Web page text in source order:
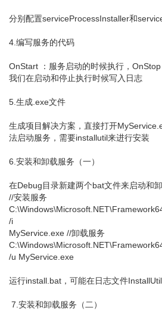
分别配置serviceProcessInstaller和
4.编写服务的代码
OnStart ：服务启动的时候执行，OnStop
我们在启动和停止执行时候写入日志
5.生成.exe文件
生成项目解决方案，直接打开
法启动服务，需要installutil来进行安装
6.安装和卸载服务（一）
在Debug目录新建两个bat文件来启动和
//安装服务
/i
MyService.exe //卸载服务
/u MyService.exe
运行install.bat，可能在日志文件
7.安装和卸载服务（二）